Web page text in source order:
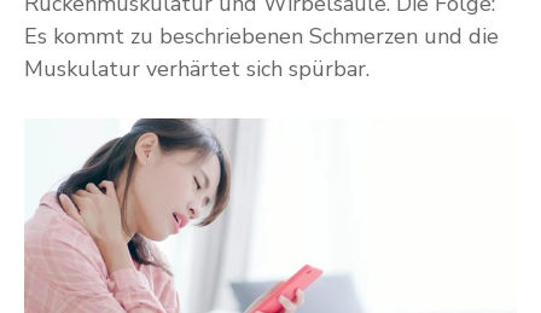
Es kommt zu beschriebenen Schmerzen und die
Muskulatur verhärtet sich spürbar.